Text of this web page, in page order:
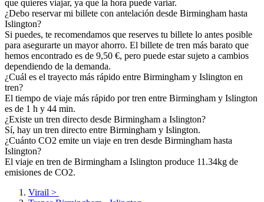
que quieres viajar, ya que la hora puede variar.
¿Debo reservar mi billete con antelación desde Birmingham hasta
Islington?
Si puedes, te recomendamos que reserves tu billete lo antes posible
para asegurarte un mayor ahorro. El billete de tren más barato que
hemos encontrado es de 9,50 €, pero puede estar sujeto a cambios
dependiendo de la demanda.
¿Cuál es el trayecto más rápido entre Birmingham y Islington en
tren?
El tiempo de viaje más rápido por tren entre Birmingham y Islington
es de 1 h y 44 min.
¿Existe un tren directo desde Birmingham a Islington?
Sí, hay un tren directo entre Birmingham y Islington.
¿Cuánto CO2 emite un viaje en tren desde Birmingham hasta
Islington?
El viaje en tren de Birmingham a Islington produce 11.34kg de
emisiones de CO2.
Virail >